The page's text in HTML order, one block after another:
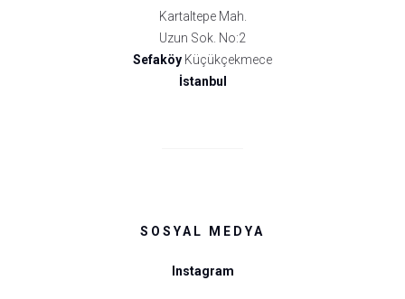
Kartaltepe Mah.
Uzun Sok. No:2
Sefaköy Küçükçekmece
İstanbul
SOSYAL MEDYA
Instagram